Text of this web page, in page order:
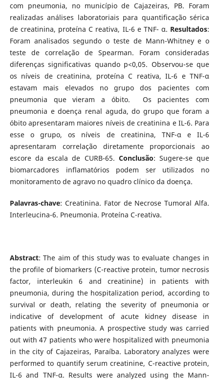
com pneumonia, no município de Cajazeiras, PB. Foram
realizadas análises laboratoriais para quantificação sérica
de creatinina, proteína C reativa, IL-6 e TNF- α. Resultados:
Foram analisados segundo o teste de Mann-Whitney e o
teste de correlação de Spearman. Foram consideradas
diferenças significativas quando p<0,05. Observou-se que
os níveis de creatinina, proteína C reativa, IL-6 e TNF-α
estavam mais elevados no grupo dos pacientes com
pneumonia que vieram a óbito. Os pacientes com
pneumonia e doença renal aguda, do grupo que foram a
óbito apresentaram maiores níveis de creatinina e IL-6. Para
esse o grupo, os níveis de creatinina, TNF-α e IL-6
apresentaram correlação diretamente proporcionais ao
escore da escala de CURB-65. Conclusão: Sugere-se que
biomarcadores inflamatórios podem ser utilizados no
monitoramento de agravo no quadro clínico da doença.
Palavras-chave: Creatinina. Fator de Necrose Tumoral Alfa.
Interleucina-6. Pneumonia. Proteína C-reativa.
Abstract: The aim of this study was to evaluate changes in
the profile of biomarkers (C-reactive protein, tumor necrosis
factor, interleukin 6 and creatinine) in patients with
pneumonia, during the hospitalization period, according to
survival or death, relating the severity of pneumonia or
indicative of development of acute kidney disease in
patients with pneumonia. A prospective study was carried
out with 47 patients who were hospitalized with pneumonia
in the city of Cajazeiras, Paraíba. Laboratory analyzes were
performed to quantify serum creatinine, C-reactive protein,
IL-6 and TNF-α. Results were analyzed using the Mann-